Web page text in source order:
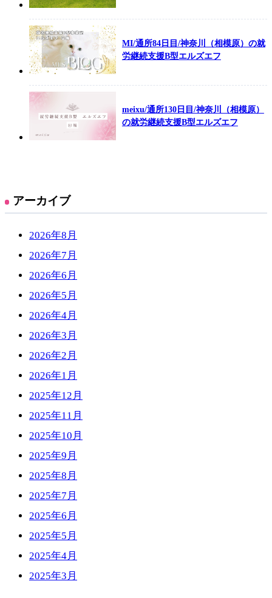
MI/通所84日目/神奈川（相模原）の就
労継続支援B型エルズエフ
meixu/通所130日目/神奈川（相模原）
の就労継続支援B型エルズエフ
アーカイブ
2026年8月
2026年7月
2026年6月
2026年5月
2026年4月
2026年3月
2026年2月
2026年1月
2025年12月
2025年11月
2025年10月
2025年9月
2025年8月
2025年7月
2025年6月
2025年5月
2025年4月
2025年3月